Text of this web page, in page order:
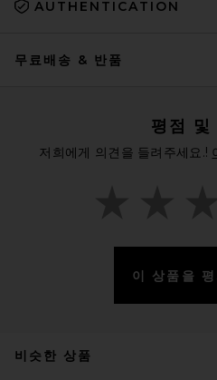
AUTHENTICATION
무료배송 & 반품
평점 및
저희에게 의견을 들려주세요.!
이 상품을
비슷한 상품